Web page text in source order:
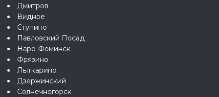
Дмитров
Видное
Ступино
Павловский Посад
Наро-Фоминск
Фрязино
Лыткарино
Дзержинский
Солнечногорск